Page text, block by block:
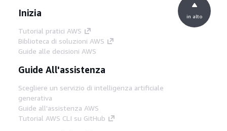
Inizia
Tutorial pratici AWS
Biblioteca di soluzioni AWS
Guide alle decisioni AWS
Guide All'assistenza
Scegliere un servizio di intelligenza artificiale
generativa
Guide all'assistenza AWS
Tutorial AWS CLI su GitHub
in alto